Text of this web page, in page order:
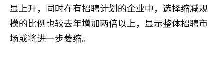
显上升，同时在有招聘计划的企业中，选择缩减规
模的比例也较去年增加两倍以上，显示整体招聘市
场或将进一步萎缩。